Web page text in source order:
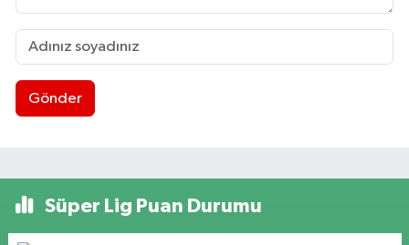
Gönder
Süper Lig Puan Durumu